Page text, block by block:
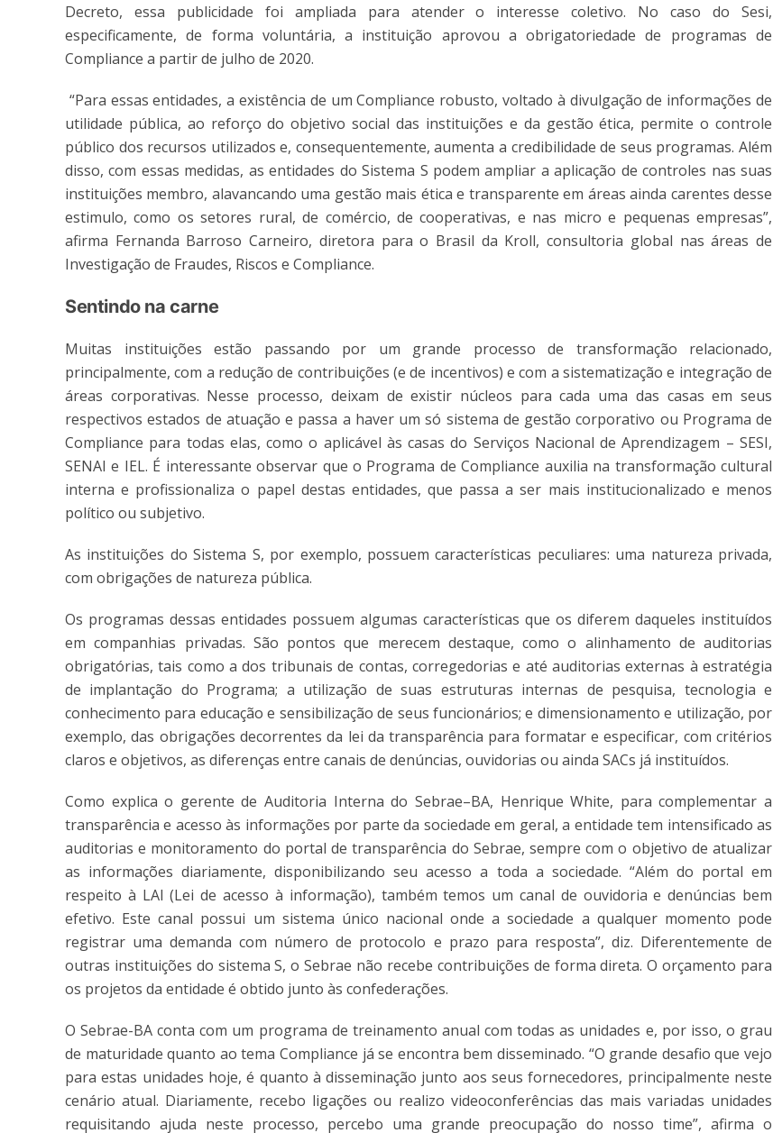
Decreto, essa publicidade foi ampliada para atender o interesse coletivo. No caso do Sesi,
especificamente, de forma voluntária, a instituição aprovou a obrigatoriedade de programas de
Compliance a partir de julho de 2020.
“Para essas entidades, a existência de um Compliance robusto, voltado à divulgação de informações de
utilidade pública, ao reforço do objetivo social das instituições e da gestão ética, permite o controle
público dos recursos utilizados e, consequentemente, aumenta a credibilidade de seus programas. Além
disso, com essas medidas, as entidades do Sistema S podem ampliar a aplicação de controles nas suas
instituições membro, alavancando uma gestão mais ética e transparente em áreas ainda carentes desse
estimulo, como os setores rural, de comércio, de cooperativas, e nas micro e pequenas empresas”,
afirma Fernanda Barroso Carneiro, diretora para o Brasil da Kroll, consultoria global nas áreas de
Investigação de Fraudes, Riscos e Compliance.
Sentindo na carne
Muitas instituições estão passando por um grande processo de transformação relacionado,
principalmente, com a redução de contribuições (e de incentivos) e com a sistematização e integração de
áreas corporativas. Nesse processo, deixam de existir núcleos para cada uma das casas em seus
respectivos estados de atuação e passa a haver um só sistema de gestão corporativo ou Programa de
Compliance para todas elas, como o aplicável às casas do Serviços Nacional de Aprendizagem – SESI,
SENAI e IEL. É interessante observar que o Programa de Compliance auxilia na transformação cultural
interna e profissionaliza o papel destas entidades, que passa a ser mais institucionalizado e menos
político ou subjetivo.
As instituições do Sistema S, por exemplo, possuem características peculiares: uma natureza privada,
com obrigações de natureza pública.
Os programas dessas entidades possuem algumas características que os diferem daqueles instituídos
em companhias privadas. São pontos que merecem destaque, como o alinhamento de auditorias
obrigatórias, tais como a dos tribunais de contas, corregedorias e até auditorias externas à estratégia
de implantação do Programa; a utilização de suas estruturas internas de pesquisa, tecnologia e
conhecimento para educação e sensibilização de seus funcionários; e dimensionamento e utilização, por
exemplo, das obrigações decorrentes da lei da transparência para formatar e especificar, com critérios
claros e objetivos, as diferenças entre canais de denúncias, ouvidorias ou ainda SACs já instituídos.
Como explica o gerente de Auditoria Interna do Sebrae–BA, Henrique White, para complementar a
transparência e acesso às informações por parte da sociedade em geral, a entidade tem intensificado as
auditorias e monitoramento do portal de transparência do Sebrae, sempre com o objetivo de atualizar
as informações diariamente, disponibilizando seu acesso a toda a sociedade. “Além do portal em
respeito à LAI (Lei de acesso à informação), também temos um canal de ouvidoria e denúncias bem
efetivo. Este canal possui um sistema único nacional onde a sociedade a qualquer momento pode
registrar uma demanda com número de protocolo e prazo para resposta”, diz. Diferentemente de
outras instituições do sistema S, o Sebrae não recebe contribuições de forma direta. O orçamento para
os projetos da entidade é obtido junto às confederações.
O Sebrae-BA conta com um programa de treinamento anual com todas as unidades e, por isso, o grau
de maturidade quanto ao tema Compliance já se encontra bem disseminado. “O grande desafio que vejo
para estas unidades hoje, é quanto à disseminação junto aos seus fornecedores, principalmente neste
cenário atual. Diariamente, recebo ligações ou realizo videoconferências das mais variadas unidades
requisitando ajuda neste processo, percebo uma grande preocupação do nosso time”, afirma o